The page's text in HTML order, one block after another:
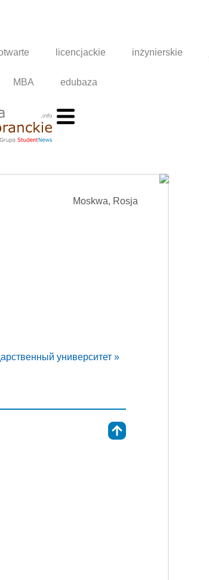
licencjackie inżynierskie
MBA edubaza
Moskwa, Rosja
университет »